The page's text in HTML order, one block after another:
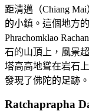
距清邁（Chiang
的小鎮。這個地方
Phrachomklao
石的山頂上，風景
塔高高地聳在岩石
發現了佛陀的足跡。
Ratchaprapha